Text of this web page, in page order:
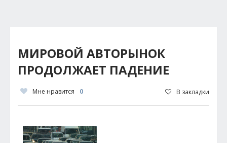
МИРОВОЙ АВТОРЫНОК
ПРОДОЛЖАЕТ ПАДЕНИЕ
Мне нравится 0 В закладки